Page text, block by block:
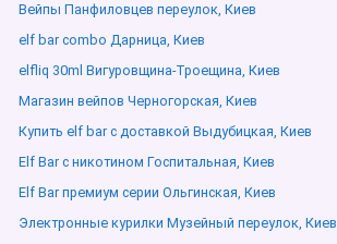
Вейпы Панфиловцев переулок, Киев
elf bar combo Дарница, Киев
elfliq 30ml Вигуровщина-Троещина, Киев
Магазин вейпов Черногорская, Киев
Купить elf bar с доставкой Выдубицкая, Киев
Elf Bar с никотином Госпитальная, Киев
Elf Bar премиум серии Ольгинская, Киев
Электронные курилки Музейный переулок, Киев